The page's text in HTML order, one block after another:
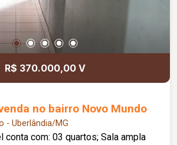
R$ 370.000,00 V
no bairro Novo Mundo
- Uberlândia/MG